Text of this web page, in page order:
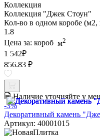
Коллекция
Коллекция "Джек Стоун"
Кол-во в одном коробе (м2,
1.8
Цена за: короб м2
1 542₽
856.83 ₽
Наличие уточняйте у
-3%
Декоративный камень
Артикул: 40001015